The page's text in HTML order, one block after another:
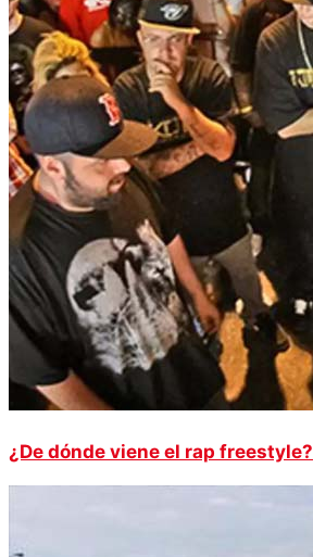
¿De dónde viene el rap freestyle?